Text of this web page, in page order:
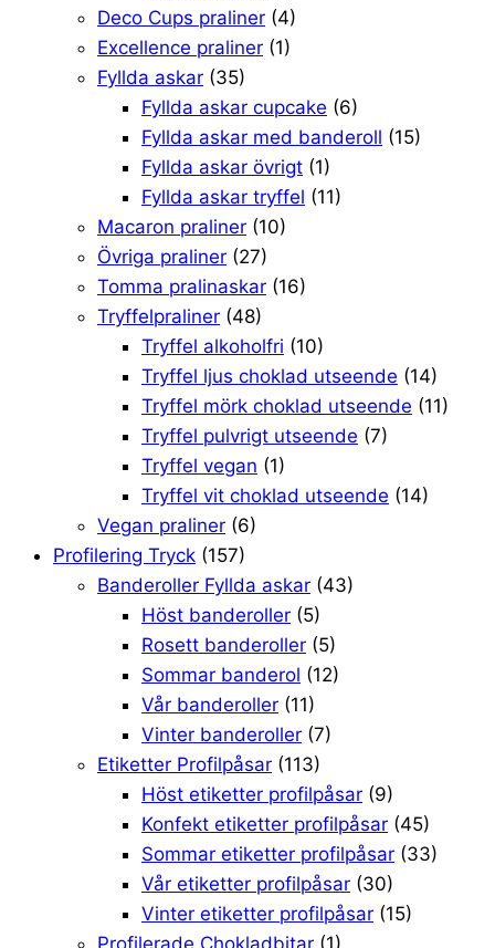
Deco Cups praliner (4)
Excellence praliner (1)
Fyllda askar (35)
Fyllda askar cupcake (6)
Fyllda askar med banderoll (15)
Fyllda askar övrigt (1)
Fyllda askar tryffel (11)
Macaron praliner (10)
Övriga praliner (27)
Tomma pralinaskar (16)
Tryffelpraliner (48)
Tryffel alkoholfri (10)
Tryffel ljus choklad utseende (14)
Tryffel mörk choklad utseende (11)
Tryffel pulvrigt utseende (7)
Tryffel vegan (1)
Tryffel vit choklad utseende (14)
Vegan praliner (6)
Profilering Tryck (157)
Banderoller Fyllda askar (43)
Höst banderoller (5)
Rosett banderoller (5)
Sommar banderol (12)
Vår banderoller (11)
Vinter banderoller (7)
Etiketter Profilpåsar (113)
Höst etiketter profilpåsar (9)
Konfekt etiketter profilpåsar (45)
Sommar etiketter profilpåsar (33)
Vår etiketter profilpåsar (30)
Vinter etiketter profilpåsar (15)